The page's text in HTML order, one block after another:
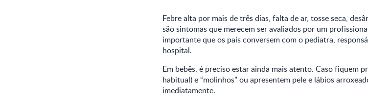
Febre alta por mais de três dias, falta de ar, tosse seca,
são sintomas que merecem ser avaliados por um
importante que os pais conversem com o pediatra,
hospital.
Em bebês, é preciso estar ainda mais atento. Caso fiquem
habitual) e “molinhos” ou apresentem pele e lábios
imediatamente.